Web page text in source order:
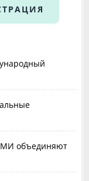
объединяют